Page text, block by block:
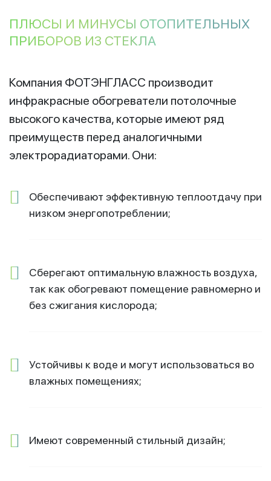
ПЛЮСЫ И МИНУСЫ ОТОПИТЕЛЬНЫХ
ПРИБОРОВ ИЗ СТЕКЛА
Компания ФОТЭНГЛАСС производит
инфракрасные обогреватели потолочные
высокого качества, которые имеют ряд
преимуществ перед аналогичными
электрорадиаторами. Они:
Обеспечивают эффективную теплоотдачу при
низком энергопотреблении;
Сберегают оптимальную влажность воздуха,
так как обогревают помещение равномерно и
без сжигания кислорода;
Устойчивы к воде и могут использоваться во
влажных помещениях;
Имеют современный стильный дизайн;